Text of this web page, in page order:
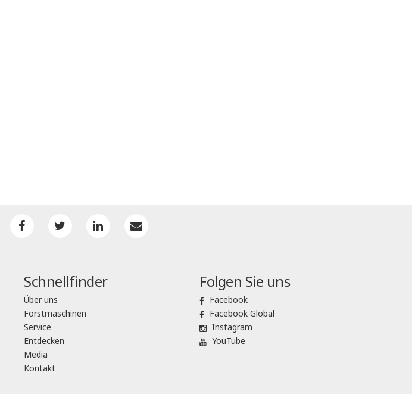
Schnellfinder
Über uns
Forstmaschinen
Service
Entdecken
Media
Kontakt
Folgen Sie uns
Facebook
Facebook Global
Instagram
YouTube